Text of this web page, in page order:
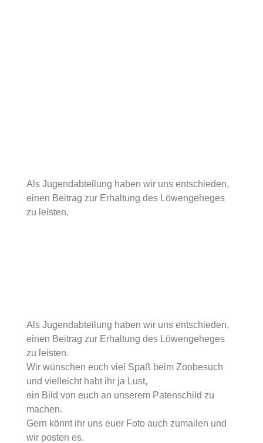
Als Jugendabteilung haben wir uns entschieden,
einen Beitrag zur Erhaltung des Löwengeheges
zu leisten.
Als Jugendabteilung haben wir uns entschieden,
einen Beitrag zur Erhaltung des Löwengeheges
zu leisten.
Wir wünschen euch viel Spaß beim Zoobesuch
und vielleicht habt ihr ja Lust,
ein Bild von euch an unserem Patenschild zu
machen.
Gern könnt ihr uns euer Foto auch zumailen und
wir posten es.